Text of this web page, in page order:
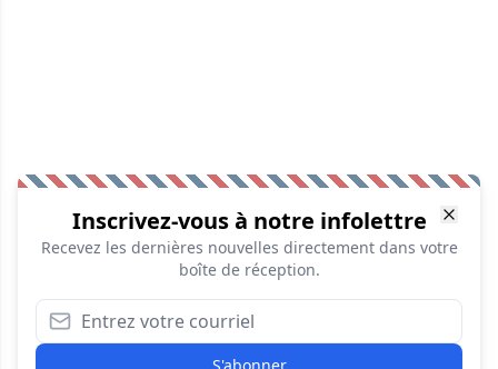
Inscrivez-vous à notre infolettre
Recevez les dernières nouvelles directement dans votre
boîte de réception.